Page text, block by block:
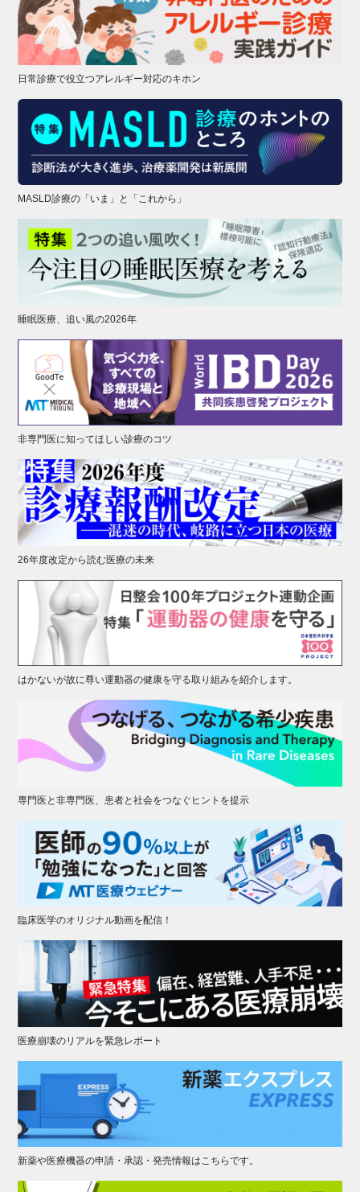
日常診療で役立つアレルギー対応のキホン
MASLD診療の「いま」と「これから」
睡眠医療、追い風の2026年
非専門医に知ってほしい診療のコツ
26年度改定から読む医療の未来
はかないが故に尊い運動器の健康を守る取り組みを紹介します。
専門医と非専門医、患者と社会をつなぐヒントを提示
臨床医学のオリジナル動画を配信！
医療崩壊のリアルを緊急レポート
新薬や医療機器の申請・承認・発売情報はこちらです。